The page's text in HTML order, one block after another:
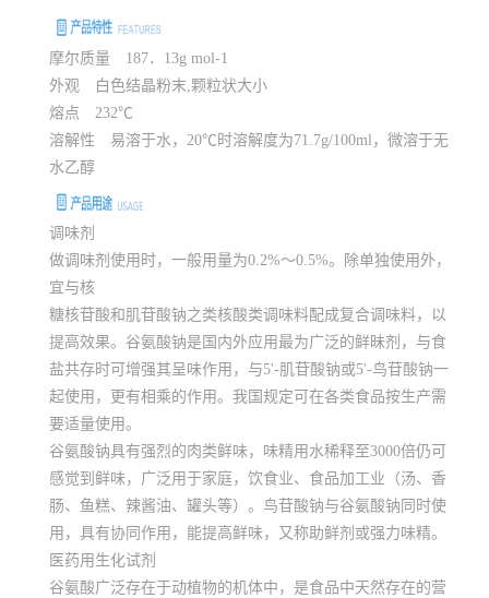
摩尔质量 187．13g mol-1
外观 白色结晶粉末,颗粒状大小
熔点 232℃
溶解性 易溶于水，20℃时溶解度为71.7g/100ml，微溶于无
水乙醇
调味剂
做调味剂使用时，一般用量为0.2%～0.5%。除单独使用外，
宜与核
糖核苷酸和肌苷酸钠之类核酸类调味料配成复合调味料，以
提高效果。谷氨酸钠是国内外应用最为广泛的鲜昧剂，与食
盐共存时可增强其呈味作用，与5'-肌苷酸钠或5'-鸟苷酸钠一
起使用，更有相乘的作用。我国规定可在各类食品按生产需
要适量使用。
谷氨酸钠具有强烈的肉类鲜味，味精用水稀释至3000倍仍可
感觉到鲜味，广泛用于家庭，饮食业、食品加工业（汤、香
肠、鱼糕、辣酱油、罐头等）。鸟苷酸钠与谷氨酸钠同时使
用，具有协同作用，能提高鲜味，又称助鲜剂或强力味精。
医药用生化试剂
谷氨酸广泛存在于动植物的机体中，是食品中天然存在的营